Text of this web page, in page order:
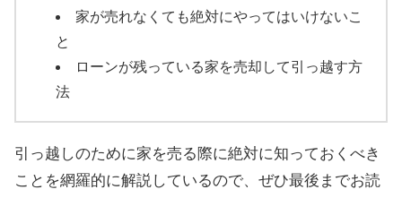
家が売れなくても絶対にやってはいけないこ
と
ローンが残っている家を売却して引っ越す方
法
引っ越しのために家を売る際に絶対に知っておくべき
ことを網羅的に解説しているので、ぜひ最後までお読